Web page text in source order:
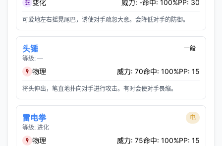
变化 威力: -命中: 100%PP: 30
可爱地左右摇晃尾巴，诱使对手疏忽大意。会降低对手的防御。
头锤
等级: —
一般
物理 威力: 70命中: 100%PP: 15
将头伸出，笔直地扑向对手进行攻击。有时会使对手畏缩。
雷电拳
等级: 进化
电
物理 威力: 75命中: 100%PP: 15